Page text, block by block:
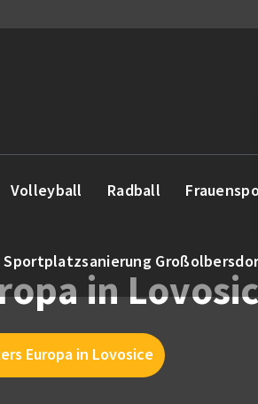
Volleyball Radball
Sportplatzsanierung
in
Europa in Lovosice